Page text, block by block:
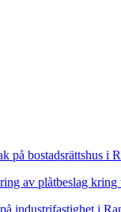
på bostadsrättshus i
av plåtbeslag kring
industrifastighet i